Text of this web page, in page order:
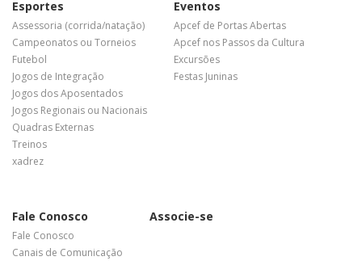
Esportes
Assessoria (corrida/natação)
Campeonatos ou Torneios
Futebol
Jogos de Integração
Jogos dos Aposentados
Jogos Regionais ou Nacionais
Quadras Externas
Treinos
xadrez
Eventos
Apcef de Portas Abertas
Apcef nos Passos da Cultura
Excursões
Festas Juninas
Fale Conosco
Fale Conosco
Canais de Comunicação
Associe-se